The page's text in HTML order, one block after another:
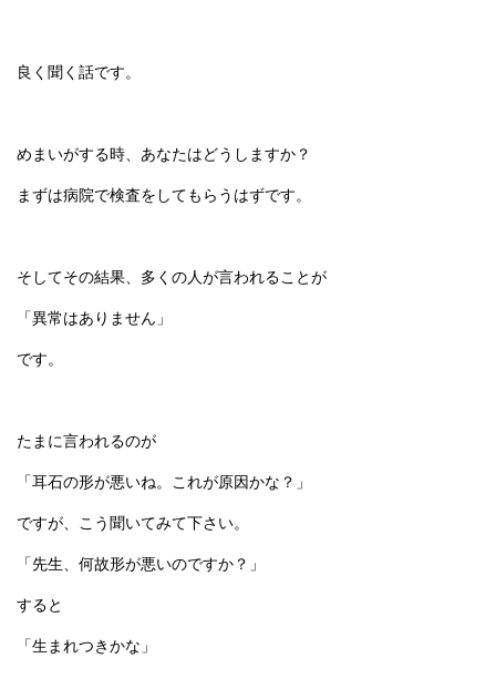
良く聞く話です。
めまいがする時、あなたはどうしますか？
まずは病院で検査をしてもらうはずです。
そしてその結果、多くの人が言われることが
「異常はありません」
です。
たまに言われるのが
「耳石の形が悪いね。これが原因かな？」
ですが、こう聞いてみて下さい。
「先生、何故形が悪いのですか？」
すると
「生まれつきかな」